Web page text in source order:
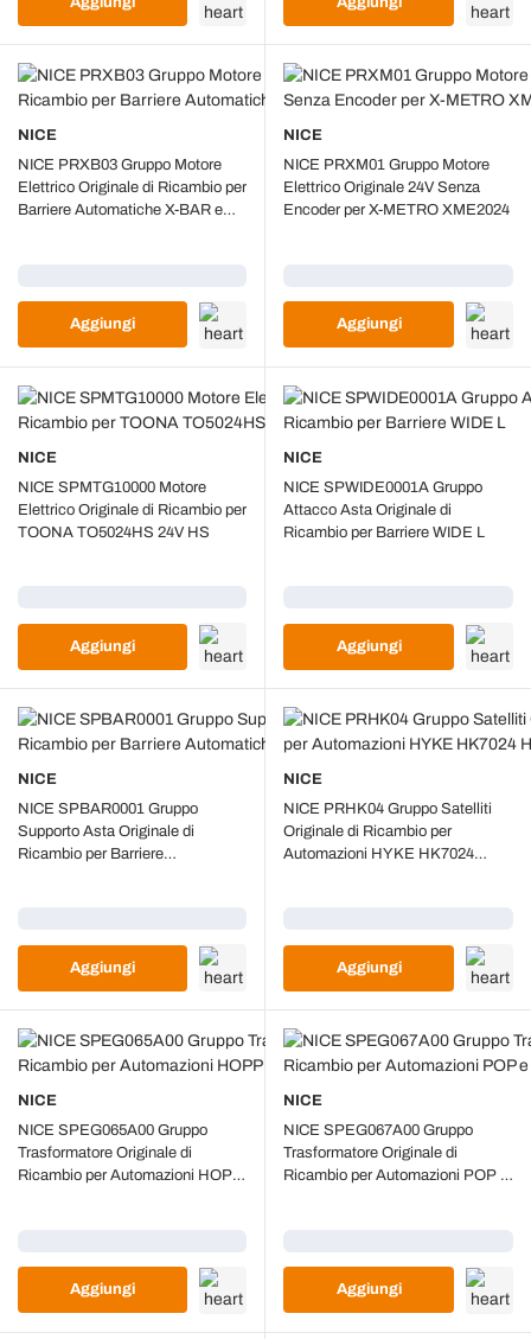
NICE
NICE PRXB03 Gruppo Motore
Elettrico Originale di Ricambio per
Barriere Automatiche X-BAR e
Aggiungi
NICE
NICE PRXM01 Gruppo Motore
Elettrico Originale 24V Senza
Encoder per X-METRO XME2024
Aggiungi
NICE
NICE SPMTG10000 Motore
Elettrico Originale di Ricambio per
TOONA TO5024HS 24V HS
Aggiungi
NICE
NICE SPWIDE0001A Gruppo
Attacco Asta Originale di
Ricambio per Barriere WIDE L
Aggiungi
NICE
NICE SPBAR0001 Gruppo
Supporto Asta Originale di
Ricambio per Barriere
Aggiungi
NICE
NICE PRHK04 Gruppo Satelliti
Originale di Ricambio per
Automazioni HYKE HK7024
Aggiungi
NICE
NICE SPEG065A00 Gruppo
Trasformatore Originale di
Ricambio per Automazioni HOPP
Aggiungi
NICE
NICE SPEG067A00 Gruppo
Trasformatore Originale di
Ricambio per Automazioni POP e
Aggiungi